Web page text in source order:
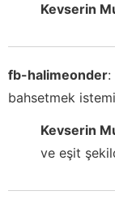
Kevserin
fb-halimeonder:
bahsetmek
Kevserin
ve eşit